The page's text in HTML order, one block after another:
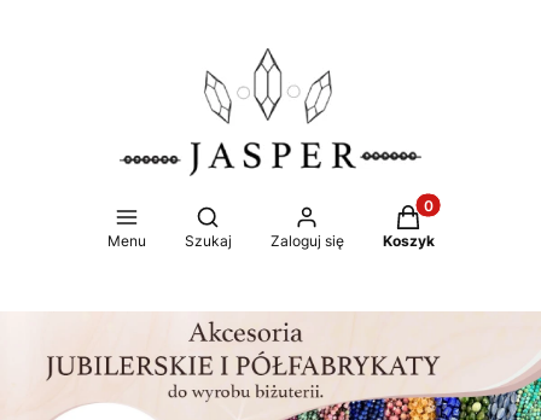
Menu
Otwórz wyszukiwarkę
Szukaj Zaloguj się
Produkty w
Koszyk